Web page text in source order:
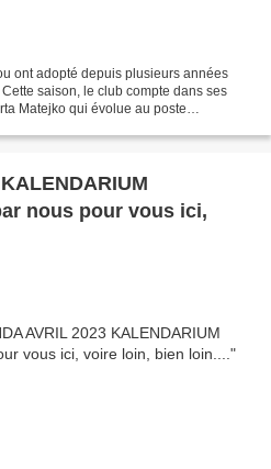
ont adopté depuis plusieurs années
saison, le club compte dans ses
Matejko qui évolue au poste
nous pour vous ici,